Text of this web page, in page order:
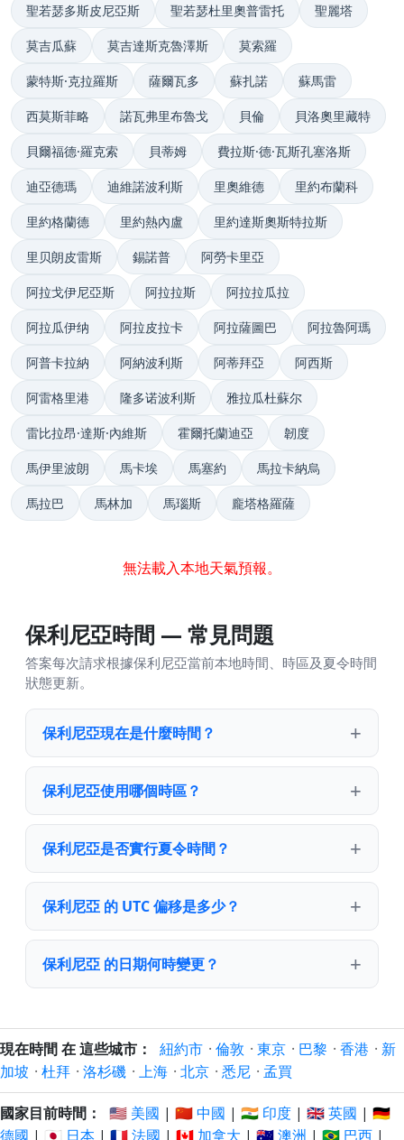
聖若瑟多斯皮尼亞斯 聖若瑟杜里奧普雷托 聖麗塔
莫吉瓜蘇 莫吉達斯克魯澤斯 莫索羅
蒙特斯·克拉羅斯 薩爾瓦多 蘇扎諾 蘇馬雷
西莫斯菲略 諾瓦弗里布魯戈 貝倫 貝洛奧里藏特
貝爾福德·羅克索 貝蒂姆 費拉斯·德·瓦斯孔塞洛斯
迪亞德瑪 迪維諾波利斯 里奧維德 里約布蘭科
里約格蘭德 里約熱內盧 里約達斯奧斯特拉斯
里贝朗皮雷斯 錫諾普 阿勞卡里亞
阿拉戈伊尼亞斯 阿拉拉斯 阿拉拉瓜拉
阿拉瓜伊纳 阿拉皮拉卡 阿拉薩圖巴 阿拉魯阿瑪
阿普卡拉納 阿納波利斯 阿蒂拜亞 阿西斯
阿雷格里港 隆多诺波利斯 雅拉瓜杜蘇尔
雷比拉昂·達斯·內維斯 霍爾托蘭迪亞 韌度
馬伊里波朗 馬卡埃 馬塞約 馬拉卡納烏
馬拉巴 馬林加 馬瑙斯 龐塔格羅薩
無法載入本地天氣預報。
保利尼亞時間 — 常見問題
答案每次請求根據保利尼亞當前本地時間、時區及夏令時間
狀態更新。
保利尼亞現在是什麼時間？
保利尼亞使用哪個時區？
保利尼亞是否實行夏令時間？
保利尼亞 的 UTC 偏移是多少？
保利尼亞 的日期何時變更？
現在時間 在 這些城市： 紐約市 · 倫敦 · 東京 · 巴黎 · 香港 · 新
加坡 · 杜拜 · 洛杉磯 · 上海 · 北京 · 悉尼 · 孟買
國家目前時間： 🇺🇸 美國 | 🇨🇳 中國 | 🇮🇳 印度 | 🇬🇧 英國 | 🇩🇪
德國 | 🇯🇵 日本 | 🇫🇷 法國 | 🇨🇦 加拿大 | 🇦🇺 澳洲 | 🇧🇷 巴西 |